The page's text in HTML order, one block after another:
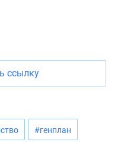
ссылку
#генплан